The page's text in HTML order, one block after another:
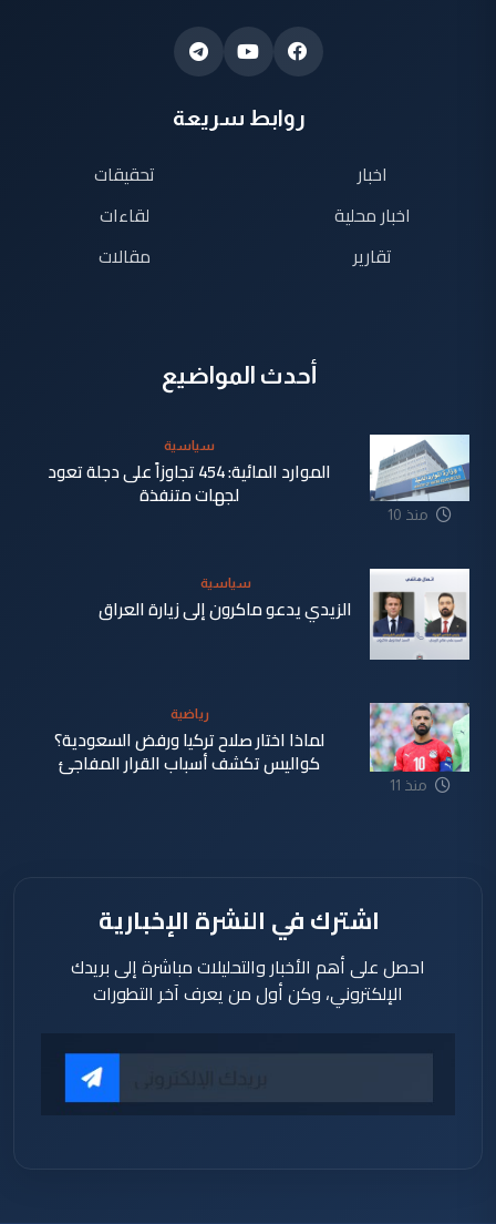
روابط سريعة
اخبار
اخبار محلية
تقارير
تحقيقات
لقاءات
مقالات
أحدث المواضيع
منذ 10
سياسية
الموارد المائية: 454 تجاوزاً على دجلة تعود
لجهات متنفذة
ساعة
سياسية
الزيدي يدعو ماكرون إلى زيارة العراق
منذ 11
رياضية
لماذا اختار صلاح تركيا ورفض السعودية؟
كواليس تكشف أسباب القرار المفاجئ
اشترك في النشرة الإخبارية
احصل على أهم الأخبار والتحليلات مباشرة إلى بريدك
الإلكتروني، وكن أول من يعرف آخر التطورات